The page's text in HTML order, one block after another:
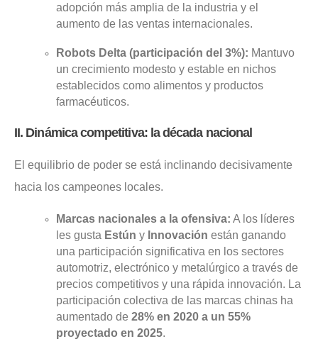
adopción más amplia de la industria y el
aumento de las ventas internacionales.
Robots Delta (participación del 3%): Mantuvo
un crecimiento modesto y estable en nichos
establecidos como alimentos y productos
farmacéuticos.
II. Dinámica competitiva: la década nacional
El equilibrio de poder se está inclinando decisivamente
hacia los campeones locales.
Marcas nacionales a la ofensiva: A los líderes
les gusta Estún y Innovación están ganando
una participación significativa en los sectores
automotriz, electrónico y metalúrgico a través de
precios competitivos y una rápida innovación. La
participación colectiva de las marcas chinas ha
aumentado de28% en 2020 a un 55%
proyectado en 2025.